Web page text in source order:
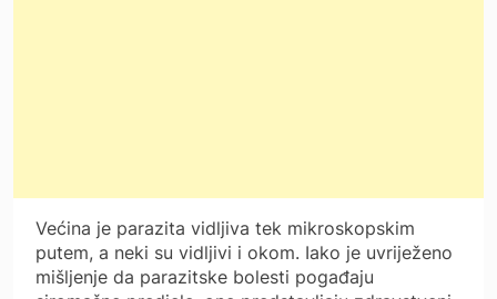
Većina je parazita vidljiva tek mikroskopskim
putem, a neki su vidljivi i okom. Iako je uvriježeno
mišljenje da parazitske bolesti pogađaju